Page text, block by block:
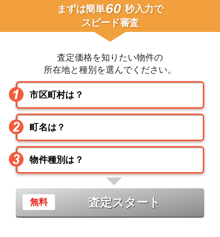
まずは簡単60 秒入力で
スピード審査
査定価格を知りたい物件の
所在地と種別を選んでください。
査定スタート